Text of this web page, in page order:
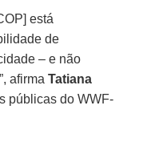
está
de
– e não
afirmaTatiana
públicas do WWF-